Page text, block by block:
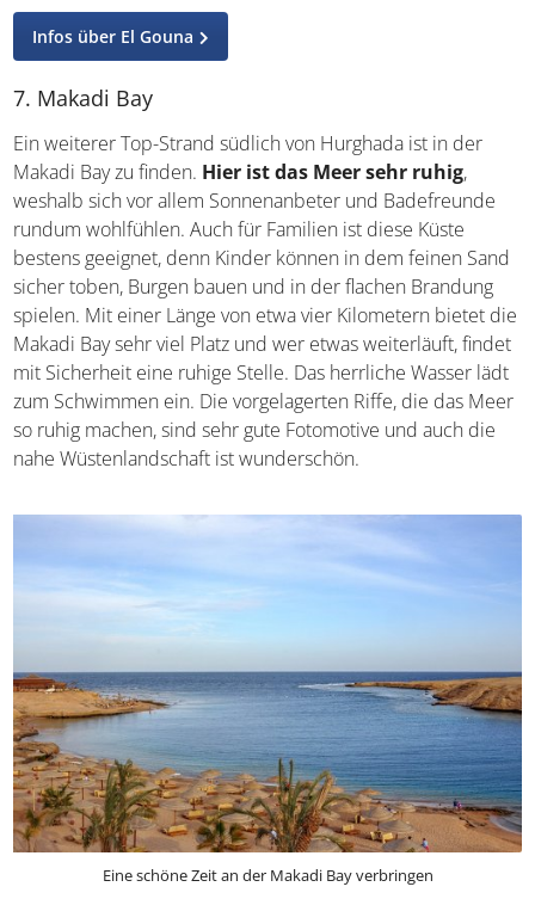
rundum versorgt seid. Freut euch auf einen herrlich
entspannten Tag!
Infos über El Gouna
7. Makadi Bay
Ein weiterer Top-Strand südlich von Hurghada ist in der
Makadi Bay zu finden.Hier ist das Meer sehr ruhig
weshalb sich vor allem Sonnenanbeter und Badefreunde
rundum wohlfühlen. Auch für Familien ist diese Küste
bestens geeignet, denn Kinder können in dem feinen
Sand sicher toben, Burgen bauen und in der flachen
Brandung spielen. Mit einer Länge von etwa vier
Kilometern bietet die Makadi Bay sehr viel Platz und wer
etwas weiterläuft, findet mit Sicherheit eine ruhige Stelle.
vorgelagerten Riffe, die das Meer so ruhig machen, sind
Wüstenlandschaft ist wunderschön.